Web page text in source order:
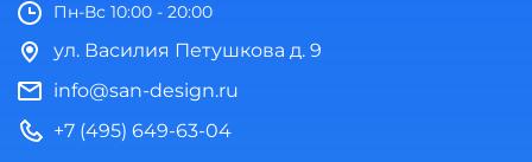
Пн-Вс 10:00 - 20:00
ул. Василия Петушкова д. 9
info@san-design.ru
+7 (495) 649-63-04